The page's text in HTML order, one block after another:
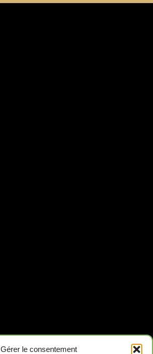
Gérer le consentement